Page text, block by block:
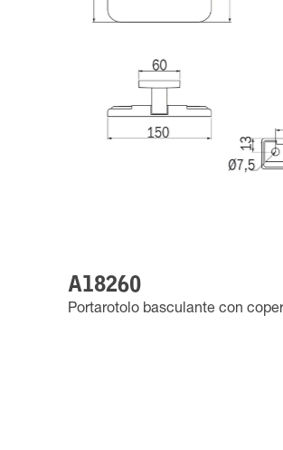
A18260
Portarotolo basculante con